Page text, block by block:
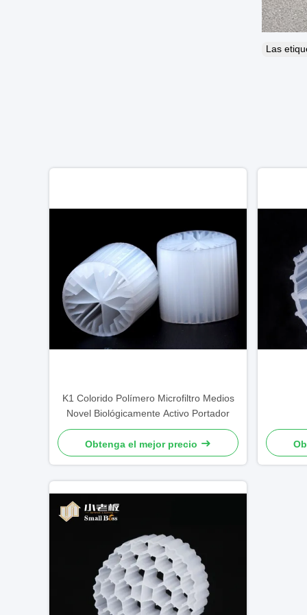
Las
K1 Colorido Polímero Microfiltro Medios
Novel Biológicamente Activo Portador
Obtenga el mejor precio